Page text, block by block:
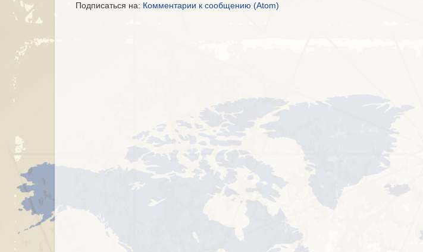
Подписаться на: Комментарии к сообщению (Atom)